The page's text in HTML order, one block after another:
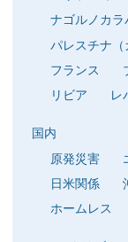
ナゴルノカラ
パレスチナ（
フランス
リビア
レ
国内
原発災害
日米関係
ホームレス